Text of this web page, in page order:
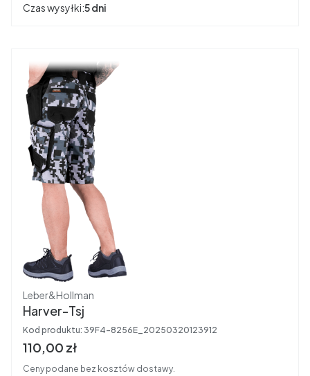
Czas wysyłki:5 dni
Producent
Leber&Hollman
Harver-Tsj
Kod produktu: 39F4-8256E_20250320123912
Cena brutto
110,00 zł
Ceny podane bez kosztów dostawy.